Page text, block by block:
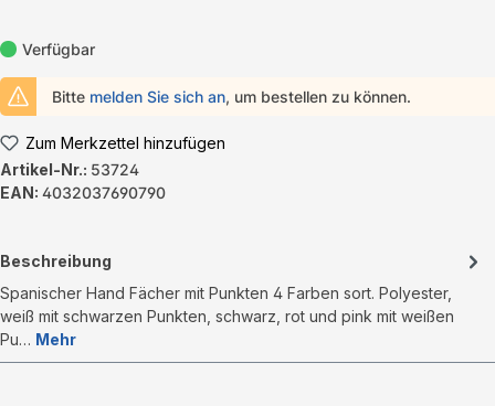
Verfügbar
Bitte melden Sie sich an, um bestellen zu können.
Zum Merkzettel hinzufügen
Artikel-Nr.: 53724
EAN: 4032037690790
Beschreibung
Spanischer Hand Fächer mit Punkten 4 Farben sort. Polyester,
weiß mit schwarzen Punkten, schwarz, rot und pink mit weißen
Pu… Mehr